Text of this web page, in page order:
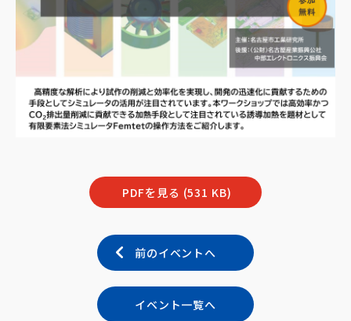
PDFを見る (531 KB)
前のイベントへ
イベント一覧へ